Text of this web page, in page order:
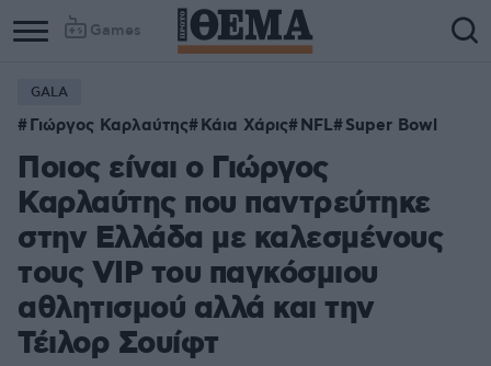
Games
GALA
Γιώργος Καρλαύτης Κάια Χάρις NFL Super Bowl
Ποιος είναι ο Γιώργος
Καρλαύτης που παντρεύτηκε
στην Ελλάδα με καλεσμένους
τους VIP του παγκόσμιου
αθλητισμού αλλά και την
Τέιλορ Σουίφτ